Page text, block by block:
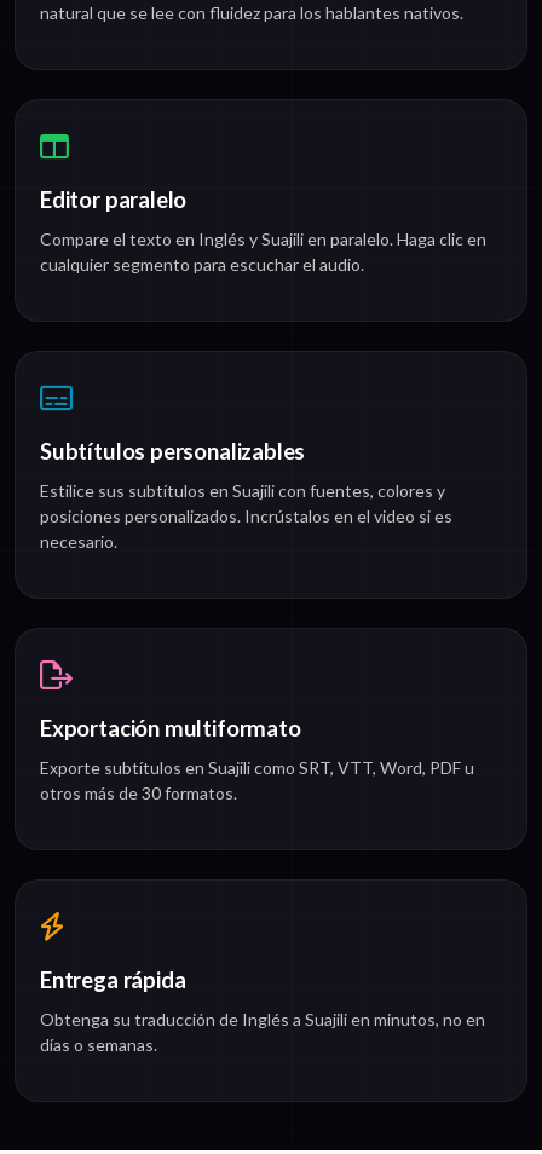
natural que se lee con fluidez para los hablantes nativos.
Editor paralelo
Compare el texto en Inglés y Suajili en paralelo. Haga clic en
cualquier segmento para escuchar el audio.
Subtítulos personalizables
Estilice sus subtítulos en Suajili con fuentes, colores y
posiciones personalizados. Incrústalos en el video si es
necesario.
Exportación multiformato
Exporte subtítulos en Suajili como SRT, VTT, Word, PDF u
otros más de 30 formatos.
Entrega rápida
Obtenga su traducción de Inglés a Suajili en minutos, no en
días o semanas.